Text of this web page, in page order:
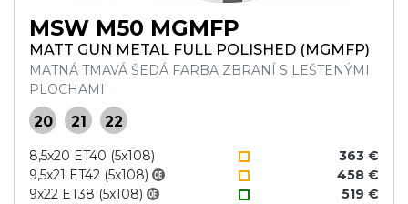
MSW M50 MGMFP
MATT GUN METAL FULL POLISHED (MGMFP)
MATNÁ TMAVÁ ŠEDÁ FARBA ZBRANÍ S LEŠTENÝMI
PLOCHAMI
20 21 22
8,5x20 ET40 (5x108)
363 €
9,5x21 ET42 (5x108)
458 €
9x22 ET38 (5x108)
519 €